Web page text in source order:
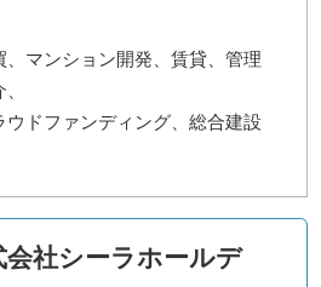
、マンション開発、賃貸、管理
ウドファンディング、総合建設
会社シーラホールデ